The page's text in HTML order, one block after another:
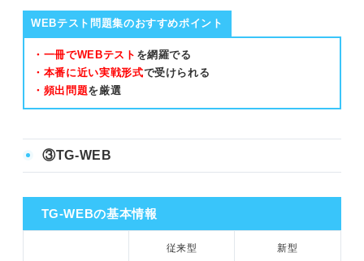
WEBテスト問題集のおすすめポイント
・一冊でWEBテスト を網羅でる
・本番に近い実戦形式で受けられる
・頻出問題を厳選
③TG-WEB
従来型 新型
TG-WEBの基本情報